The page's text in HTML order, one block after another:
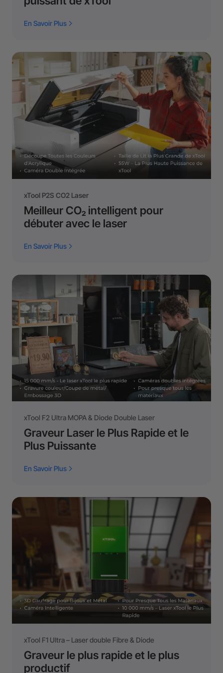
En Savoir Plus
xTool P2S CO2 Laser
Meilleur CO₂ intelligent pour
débuter avec le laser
En Savoir Plus
xTool F2 Ultra MOPA & Diode Double Laser
Graveur Laser le Plus Rapide et le
Plus Puissante
En Savoir Plus
xTool F1 Ultra – Laser double Fibre & Diode
Graveur le plus rapide et le plus
productif